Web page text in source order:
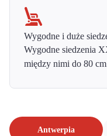
Wygodne i duże
Wygodne siedzenia
między nimi do 80
Antwerpia